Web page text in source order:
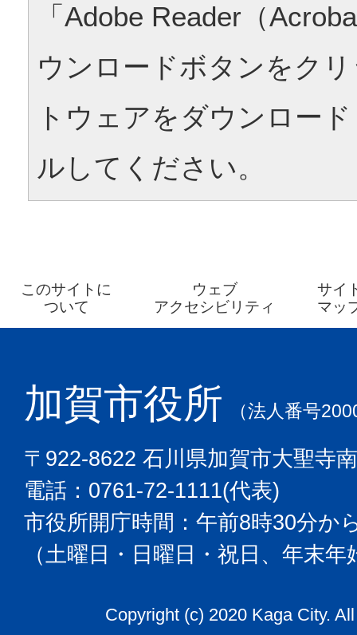
「Adobe Reader（
ウンロードボタンをク
トウェアをダウンロー
ルしてください。
このサイトに
ついて
ウェブ
アクセシビリティ
サイ
マッ
加賀市役所 （法人番号
〒922-8622 石川県加賀市大聖寺
電話：0761-72-1111(代表)
市役所開庁時間：午前8時30分か
（土曜日・日曜日・祝日、年末
Copyright (c) 2020 Kaga City.